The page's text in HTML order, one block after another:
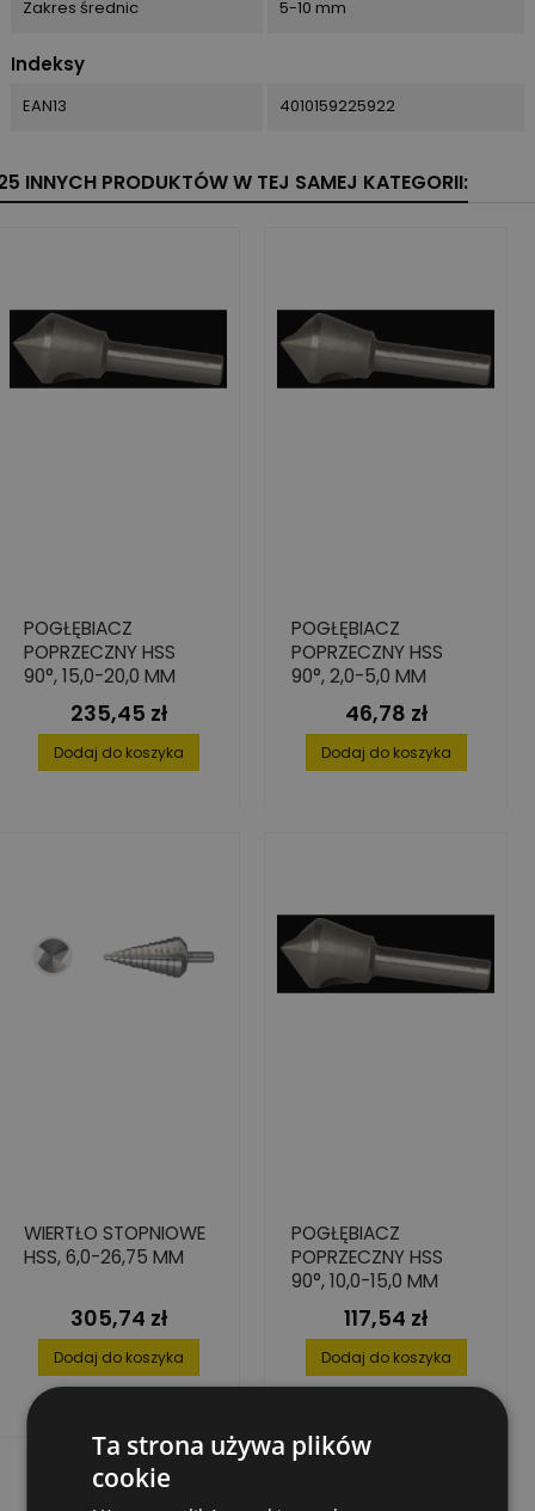
Zakres średnic 5-10 mm
Indeksy
EAN13 4010159225922
INNYCH PRODUKTÓW W TEJ SAMEJ KATEGORII:
POGŁĘBIACZ
POPRZECZNY HSS
90°, 15,0-20,0 MM
Cena
235,45 zł
Dodaj do koszyka
POGŁĘBIACZ
POPRZECZNY HSS
90°, 2,0-5,0 MM
Cena
46,78 zł
Dodaj do koszyka
WIERTŁO STOPNIOWE
HSS, 6,0-26,75 MM
Cena
305,74 zł
Dodaj do koszyka
POGŁĘBIACZ
POPRZECZNY HSS
90°, 10,0-15,0 MM
Cena
117,54 zł
Dodaj do koszyka
Ta strona używa plików
cookie